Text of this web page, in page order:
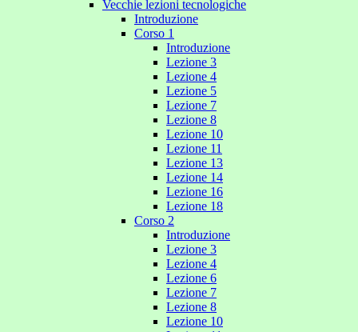
Vecchie lezioni tecnologiche
Introduzione
Corso 1
Introduzione
Lezione 3
Lezione 4
Lezione 5
Lezione 7
Lezione 8
Lezione 10
Lezione 11
Lezione 13
Lezione 14
Lezione 16
Lezione 18
Corso 2
Introduzione
Lezione 3
Lezione 4
Lezione 6
Lezione 7
Lezione 8
Lezione 10